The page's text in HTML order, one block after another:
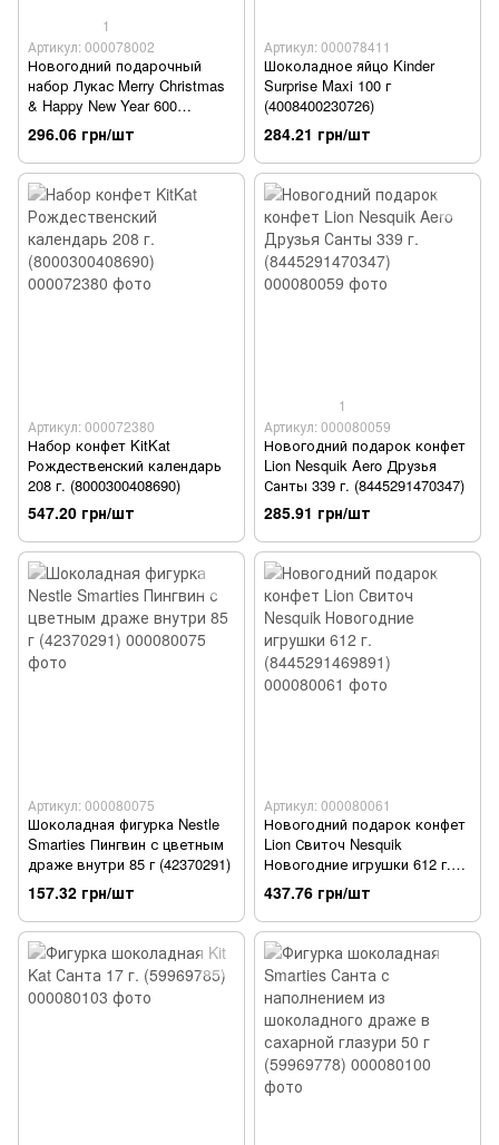
1
Артикул: 000078002
Новогодний подарочный
набор Лукас Merry Christmas
& Happy New Year 600
г(4823054614506)
296.06 грн/шт
Артикул: 000078411
Шоколадное яйцо Kinder
Surprise Maxi 100 г
(4008400230726)
284.21 грн/шт
Артикул: 000072380
Набор конфет KitKat
Рождественский календарь
208 г. (8000300408690)
547.20 грн/шт
1
Артикул: 000080059
Новогодний подарок конфет
Lion Nesquik Aero Друзья
Санты 339 г. (8445291470347)
285.91 грн/шт
Артикул: 000080075
Шоколадная фигурка Nestle
Smarties Пингвин с цветным
драже внутри 85 г (42370291)
157.32 грн/шт
Артикул: 000080061
Новогодний подарок конфет
Lion Свиточ Nesquik
Новогодние игрушки 612 г.
(8445291469891)
437.76 грн/шт